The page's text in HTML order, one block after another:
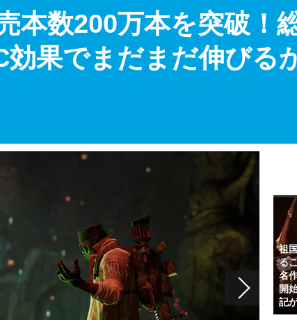
本数200万本を突破！
果でまだまだ伸びる
祖
る
名
開
記